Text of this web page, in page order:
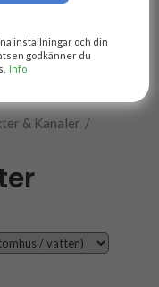
inställningar och din
godkänner du
Info
& Kanaler /